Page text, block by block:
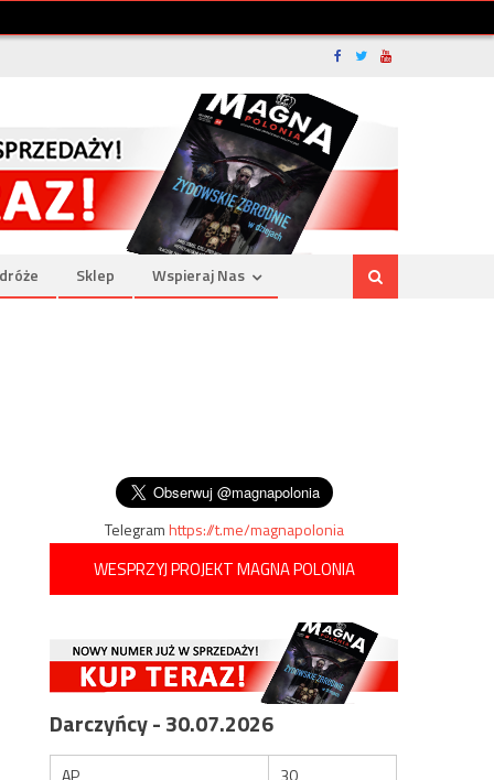
Sklep Wspieraj Nas
Telegramhttps://t.me/magnapolonia
WESPRZYJ PROJEKT MAGNA POLONIA
Darczyńcy - 30.07.2026
AP
30